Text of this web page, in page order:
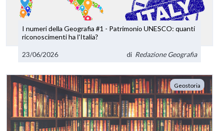
I numeri della Geografia #1 - Patrimonio UNESCO: quanti
riconoscimenti ha l'Italia?
23/06/2026 di Redazione Geografia
Geostoria